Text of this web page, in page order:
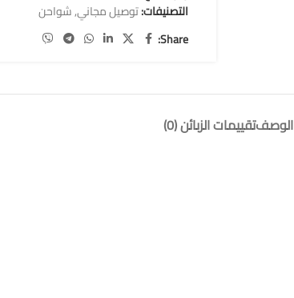
التصنيفات:توصيل مجاني,شواحن
Share:
الوصفتقييمات الزبائن (0)